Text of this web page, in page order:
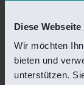
Diese
Wir möchten
bieten und
unterstützen.
Helaas